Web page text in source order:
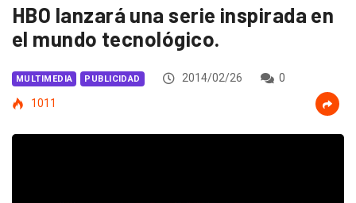
HBO lanzará una serie inspirada en
el mundo tecnológico.
MULTIMEDIA PUBLICIDAD 2014/02/26
0
1011